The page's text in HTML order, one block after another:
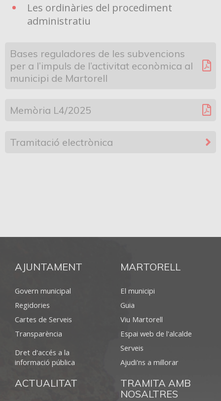
Les ordinàries del procediment
administratiu
Bases reguladores de les subvencions
per a l’impuls de l’activitat econòmica al
municipi de Martorell
Memòria L4/2025
Tramitació electrònica
AJUNTAMENT
Govern municipal
Regidories
Cartes de Serveis
Transparència
Dret d'accés a la
informació pública
MARTORELL
El municipi
Guia
Viu Martorell
Espai web de l'alcalde
Serveis
Ajudi'ns a millorar
ACTUALITAT
TRAMITA AMB
NOSALTRES